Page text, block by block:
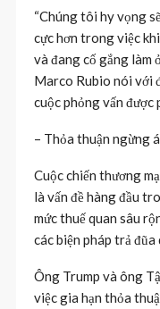
“Chúng tôi hy vọng
cực hơn trong việc
và đang cố gắng làm
Marco Rubio nói với
cuộc phỏng vấn
– Thỏa thuận ngừng
Cuộc chiến thương
là vấn đề hàng đầu
mức thuế quan sâu
các biện pháp trả
Ông Trump và ông
việc gia hạn thỏa